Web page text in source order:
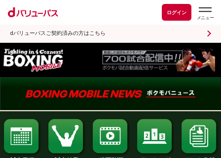
ログイン
dバリューパスご契約済みの方はこちら